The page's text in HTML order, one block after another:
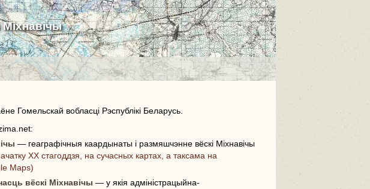
Міхнавічы
Гомельскай вобласці Рэспублікі Беларусь.
— геаграфічныя каардынаты і размяшчэнне вёскі Міхнавічы
ХХ стагоддзя, на сучасных картах, а таксама на
Maps)
вёскі Міхнавічы — у якія адміністрацыйна-